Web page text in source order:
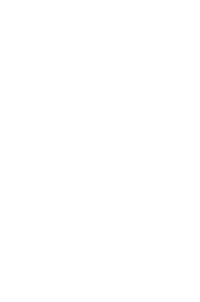
课程
门的基础课程，帮助他们入